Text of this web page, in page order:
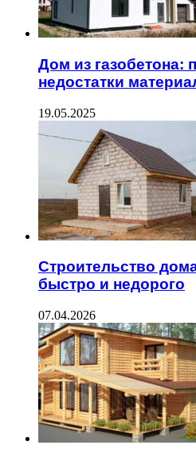
Дом из газобетона:
недостатки
19.05.2025
Строительство
быстро и недорого
07.04.2026